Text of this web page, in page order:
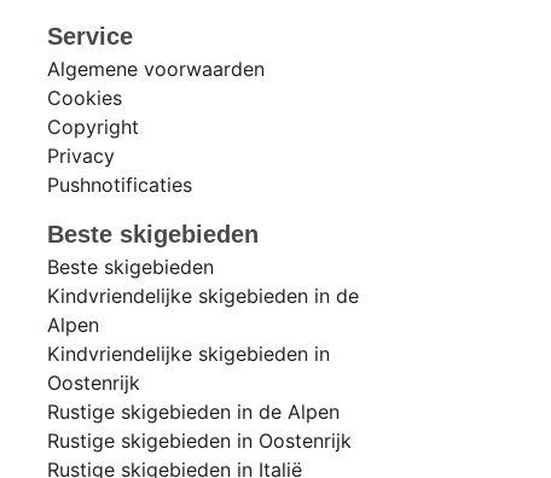
Service
Algemene voorwaarden
Cookies
Copyright
Privacy
Pushnotificaties
Beste skigebieden
Beste skigebieden
Kindvriendelijke skigebieden in de
Alpen
Kindvriendelijke skigebieden in
Oostenrijk
Rustige skigebieden in de Alpen
Rustige skigebieden in Oostenrijk
Rustige skigebieden in Italië